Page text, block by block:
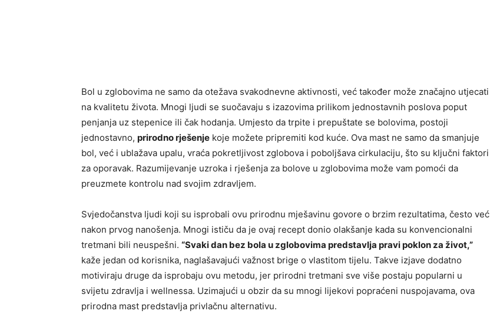
Bol u zglobovima ne samo da otežava svakodnevne aktivnosti, već također može značajno utjecati
na kvalitetu života. Mnogi ljudi se suočavaju s izazovima prilikom jednostavnih poslova poput
penjanja uz stepenice ili čak hodanja. Umjesto da trpite i prepuštate se bolovima, postoji
jednostavno, prirodno rješenje koje možete pripremiti kod kuće. Ova mast ne samo da smanjuje
bol, već i ublažava upalu, vraća pokretljivost zglobova i poboljšava cirkulaciju, što su ključni faktori
za oporavak. Razumijevanje uzroka i rješenja za bolove u zglobovima može vam pomoći da
preuzmete kontrolu nad svojim zdravljem.
Svjedočanstva ljudi koji su isprobali ovu prirodnu mješavinu govore o brzim rezultatima, često već
nakon prvog nanošenja. Mnogi ističu da je ovaj recept donio olakšanje kada su konvencionalni
tretmani bili neuspešni. “Svaki dan bez bola u zglobovima predstavlja pravi poklon za život,”
kaže jedan od korisnika, naglašavajući važnost brige o vlastitom tijelu. Takve izjave dodatno
motiviraju druge da isprobaju ovu metodu, jer prirodni tretmani sve više postaju popularni u
svijetu zdravlja i wellnessa. Uzimajući u obzir da su mnogi lijekovi popraćeni nuspojavama, ova
prirodna mast predstavlja privlačnu alternativu.